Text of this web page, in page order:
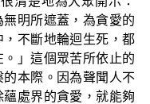
無明所遮蓋，為貪愛的
不斷地輪迴生死，都
」這個眾苦所依止的
本際。因為聲聞人不
處界的貪愛，就能夠